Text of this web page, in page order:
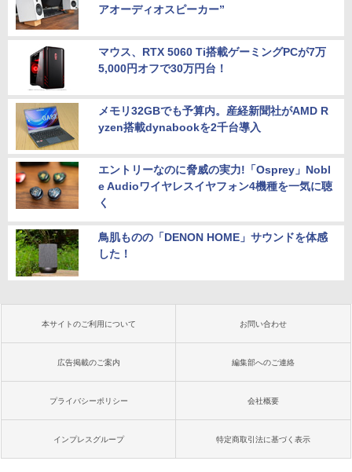
アオーディオスピーカー”
マウス、RTX 5060 Ti搭載ゲーミングPCが7万
5,000円オフで30万円台！
メモリ32GBでも予算内。産経新聞社がAMD R
yzen搭載dynabookを2千台導入
エントリーなのに脅威の実力!「Osprey」Nobl
e Audioワイヤレスイヤフォン4機種を一気に聴
く
鳥肌ものの「DENON HOME」サウンドを体感
した！
本サイトのご利用について お問い合わせ
広告掲載のご案内 編集部へのご連絡
プライバシーポリシー 会社概要
インプレスグループ 特定商取引法に基づく表示